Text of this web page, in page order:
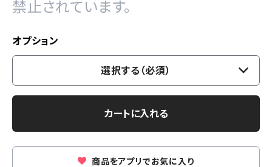
禁止されています。
オプション
選択する（必須）
カートに入れる
商品をアプリでお気に入り